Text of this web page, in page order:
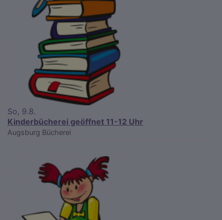
So, 9.8.
Kinderbücherei geöffnet 11-12 Uhr
Augsburg Bücherei